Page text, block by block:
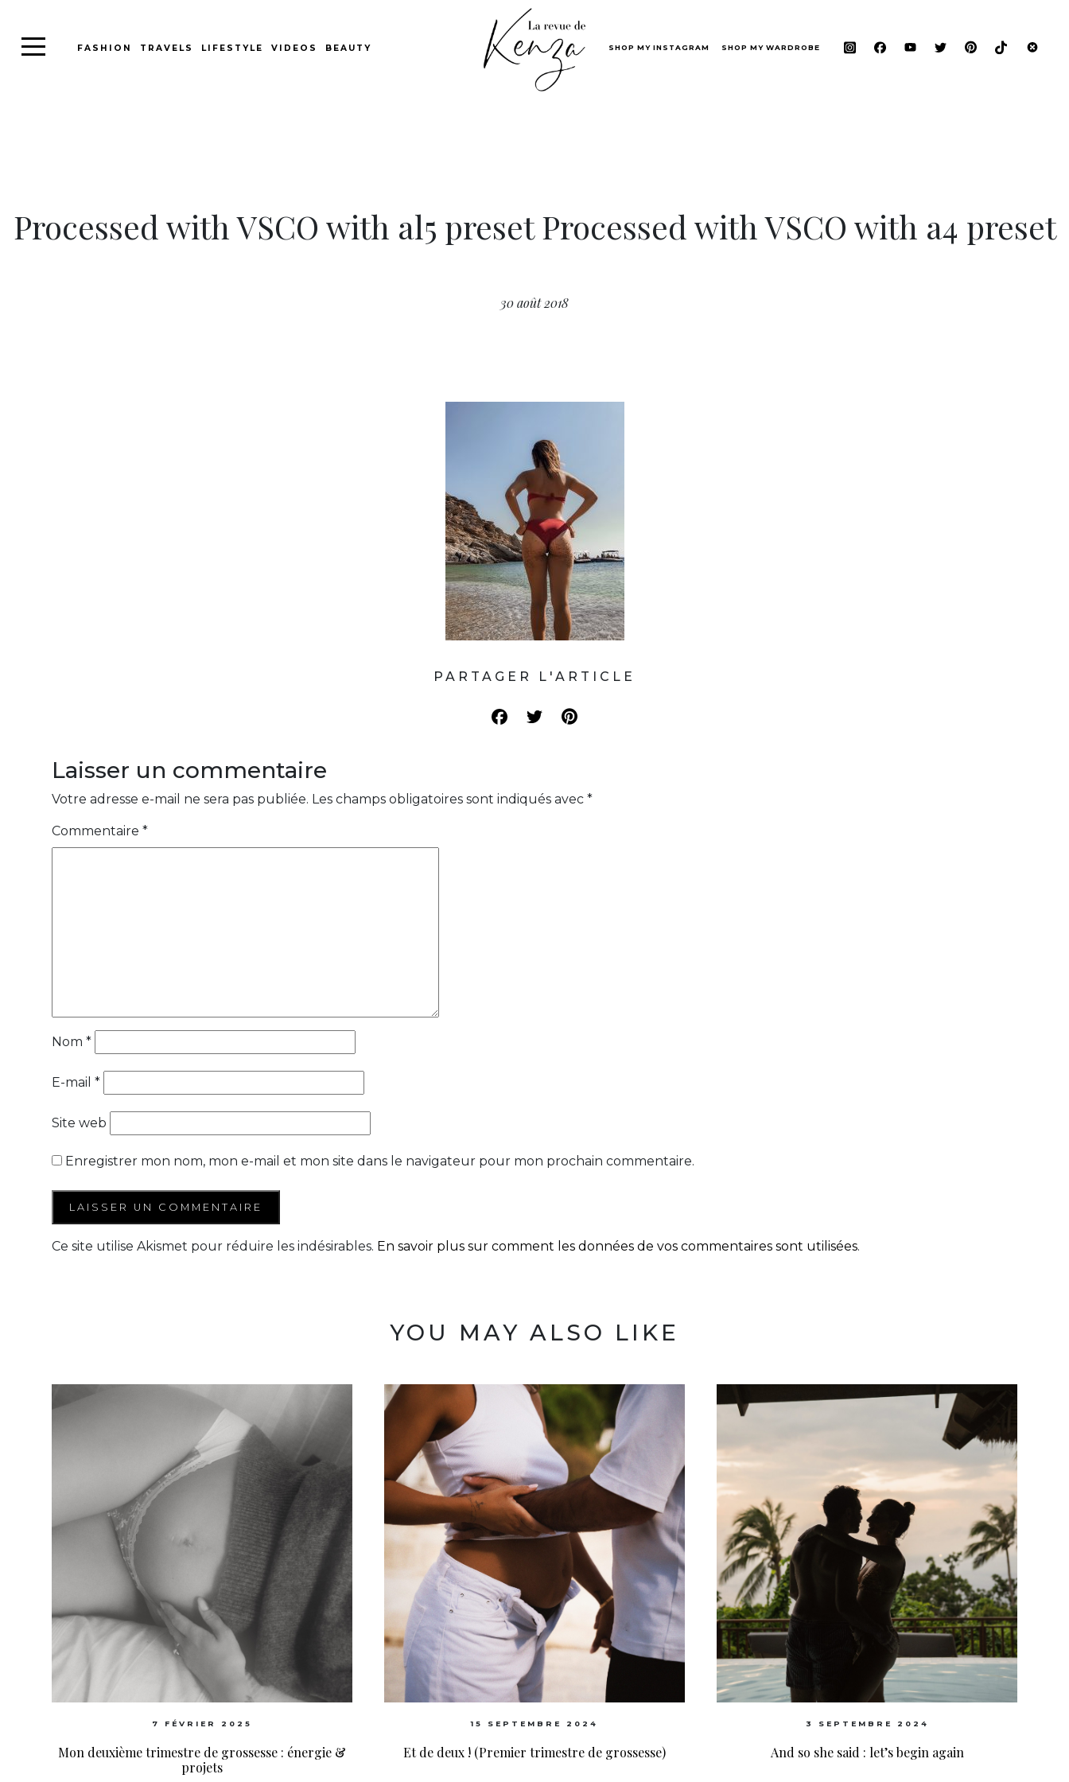
FASHION TRAVELS LIFESTYLE VIDEOS BEAUTY SHOP MY INSTAGRAM SHOP MY WARDROBE
Processed with VSCO with al5 preset Processed with VSCO with a4 preset
30 août 2018
PARTAGER L'ARTICLE
Laisser un commentaire
Votre adresse e-mail ne sera pas publiée. Les champs obligatoires sont indiqués avec *
Commentaire *
Nom *
E-mail *
Site web
Enregistrer mon nom, mon e-mail et mon site dans le navigateur pour mon prochain commentaire.
Ce site utilise Akismet pour réduire les indésirables. En savoir plus sur comment les données de vos commentaires sont utilisées.
YOU MAY ALSO LIKE
7 FÉVRIER 2025
Mon deuxième trimestre de grossesse : énergie &
projets
15 SEPTEMBRE 2024
Et de deux ! (Premier trimestre de grossesse)
3 SEPTEMBRE 2024
And so she said : let’s begin again